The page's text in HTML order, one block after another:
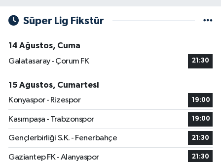
Süper Lig Fikstür
14 Ağustos, Cuma
Galatasaray - Çorum FK
21:30
15 Ağustos, Cumartesi
Konyaspor - Rizespor
19:00
Kasımpaşa - Trabzonspor 19:00
Gençlerbirliği S.K. - Fenerbahçe 21:30
Gaziantep FK - Alanyaspor 21:30